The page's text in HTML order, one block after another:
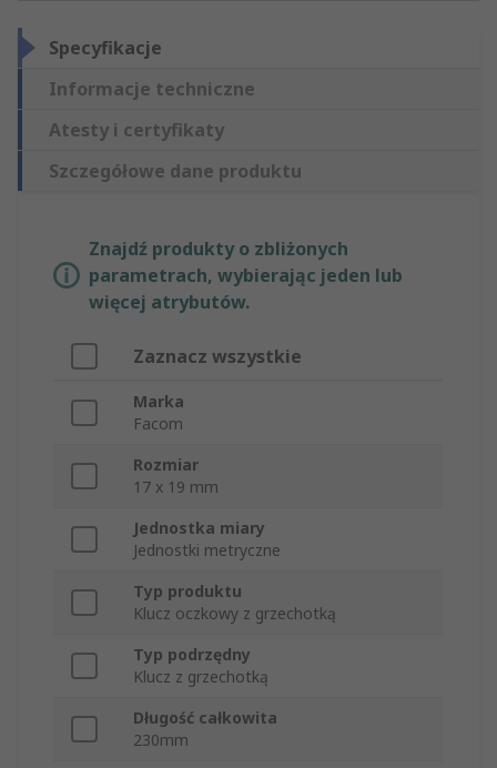
Specyfikacje
Informacje techniczne
Atesty i certyfikaty
Szczegółowe dane produktu
Znajdź produkty o zbliżonych
parametrach, wybierając jeden lub
więcej atrybutów.
Zaznacz wszystkie
Marka
Facom
Rozmiar
17 x 19 mm
Jednostka miary
Jednostki metryczne
Typ produktu
Klucz oczkowy z grzechotką
Typ podrzędny
Klucz z grzechotką
Długość całkowita
230mm